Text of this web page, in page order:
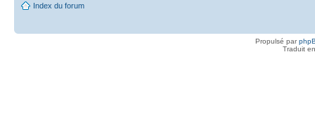
Index du forum
Propulsé par
Traduit